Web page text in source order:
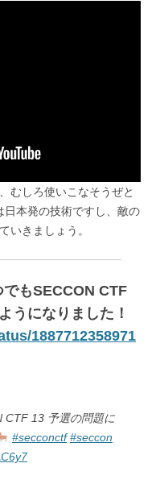
むしろ使いこなそうぜと
日本発の技術ですし、敵の
いきましょう。
もSECCON CTF
うになりました！
1887712358971
CTF 13 予選の問題に
#secconctf #seccon